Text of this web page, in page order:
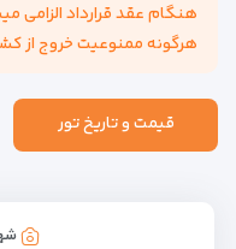
هنگام عقد قرارداد الزامی
هرگونه ممنوعیت خروج از
قیمت و تاریخ تور